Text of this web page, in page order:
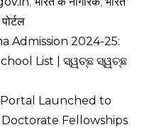
Admission 2024-25:
List | ସ୍ୱଚ୍ଛ ସ୍ୱଚ୍ଛ
Launched to
Fellowships